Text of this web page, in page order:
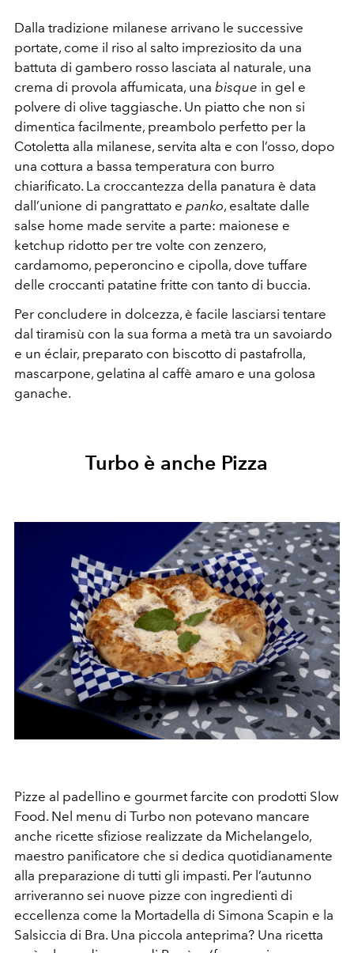
Dalla tradizione milanese arrivano le successive
portate, come il riso al salto impreziosito da una
battuta di gambero rosso lasciata al naturale, una
crema di provola affumicata, una bisque in gel e
polvere di olive taggiasche. Un piatto che non si
dimentica facilmente, preambolo perfetto per la
Cotoletta alla milanese, servita alta e con l’osso, dopo
una cottura a bassa temperatura con burro
chiarificato. La croccantezza della panatura è data
dall’unione di pangrattato e panko, esaltate dalle
salse home made servite a parte: maionese e
ketchup ridotto per tre volte con zenzero,
cardamomo, peperoncino e cipolla, dove tuffare
delle croccanti patatine fritte con tanto di buccia.
Per concludere in dolcezza, è facile lasciarsi tentare
dal tiramisù con la sua forma a metà tra un savoiardo
e un éclair, preparato con biscotto di pastafrolla,
mascarpone, gelatina al caffè amaro e una golosa
ganache.
Turbo è anche Pizza
Pizze al padellino e gourmet farcite con prodotti Slow
Food. Nel menu di Turbo non potevano mancare
anche ricette sfiziose realizzate da Michelangelo,
maestro panificatore che si dedica quotidianamente
alla preparazione di tutti gli impasti. Per l’autunno
arriveranno sei nuove pizze con ingredienti di
eccellenza come la Mortadella di Simona Scapin e la
Salsiccia di Bra. Una piccola anteprima? Una ricetta